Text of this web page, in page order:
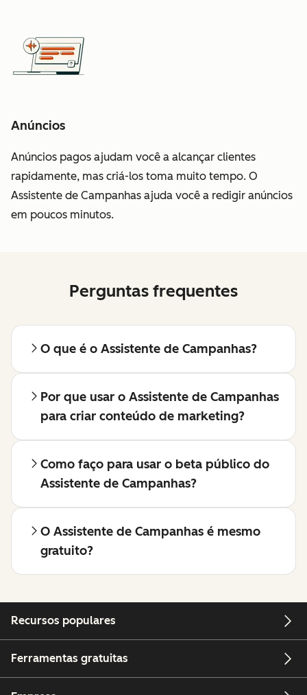
Anúncios
Anúncios pagos ajudam você a alcançar clientes
rapidamente, mas criá-los toma muito tempo. O
Assistente de Campanhas ajuda você a redigir anúncios
em poucos minutos.
Perguntas frequentes
O que é o Assistente de Campanhas?
Por que usar o Assistente de Campanhas
para criar conteúdo de marketing?
Como faço para usar o beta público do
Assistente de Campanhas?
O Assistente de Campanhas é mesmo
gratuito?
Recursos populares
Ferramentas gratuitas